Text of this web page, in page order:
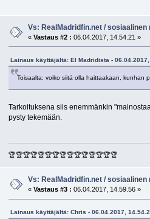
Vs: RealMadridfin.net / sosiaalinen
«Vastaus #2 : 06.04.2017, 14.54.21 »
Lainaus käyttäjältä: El Madridista - 06.04.2017,
Toisaalta; voiko siitä olla haittaakaan, kunhan
Tarkoituksena siis enemmänkin
pysty tekemään.
🏆🏆🏆🏆🏆🏆🏆🏆🏆🏆🏆🏆🏆🏆🏆
Vs: RealMadridfin.net / sosiaalinen
«Vastaus #3 : 06.04.2017, 14.59.56 »
Lainaus käyttäjältä: Chris - 06.04.2017,